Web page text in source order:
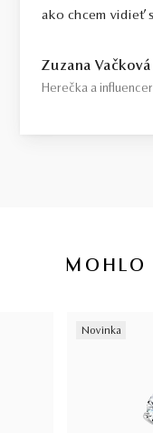
ako chcem vidieť
Zuzana Vačková
Herečka a
MOHLO
Novinka